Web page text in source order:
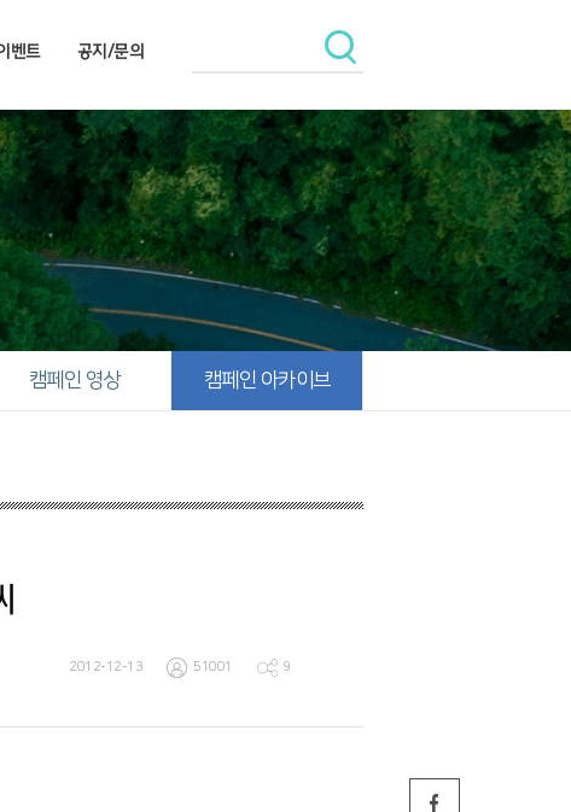
벤트 공지/문의
캠페인 영상 캠페인 아카이브
2012-12-13 51001 9